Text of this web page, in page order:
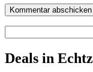
Deals in